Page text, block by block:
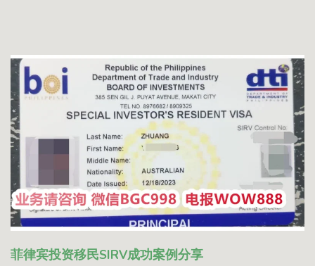
菲律宾投资移民SIRV成功案例分享